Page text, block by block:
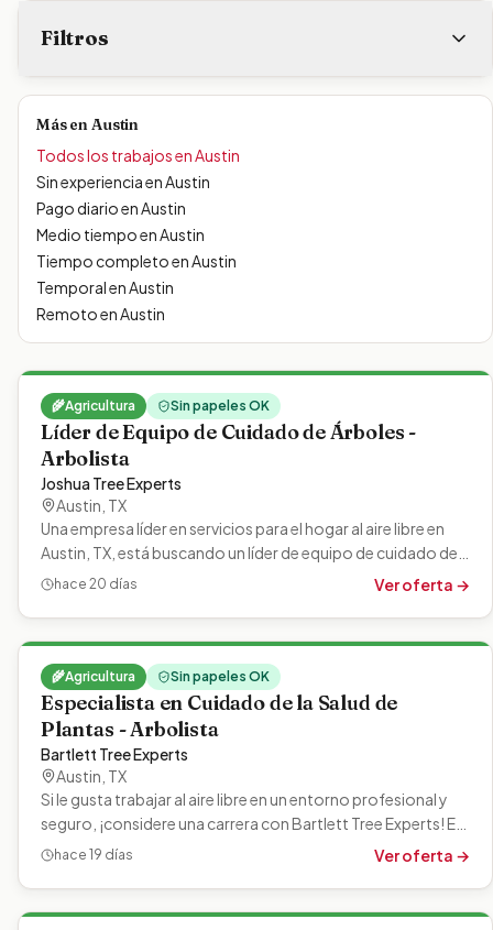
Filtros
Más enAustin
Todos los trabajos enAustin
Sin experienciaenAustin
Pago diarioenAustin
Medio tiempoenAustin
Tiempo completoenAustin
TemporalenAustin
RemotoenAustin
🌾Agricultura Sin papeles OK
Líder de Equipo de Cuidado de Árboles -
Arbolista
Joshua Tree Experts
Austin TX
Una empresa líder en servicios para el hogar al aire libre en
Austin, TX, está buscando un líder de equipo de cuidado de
árboles. Esta…
hace 20 días Ver oferta →
🌾Agricultura Sin papeles OK
Especialista en Cuidado de la Salud de
Plantas - Arbolista
Bartlett Tree Experts
Austin TX
Si le gusta trabajar al aire libre en un entorno profesional y
seguro, ¡considere una carrera con Bartlett Tree Experts! En
Bartlett,…
hace 19 días Ver oferta →